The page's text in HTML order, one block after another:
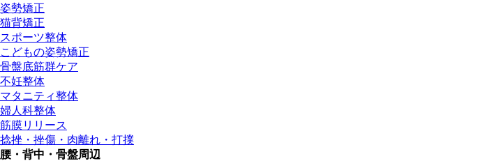
姿勢矯正
猫背矯正
スポーツ整体
こどもの姿勢矯正
骨盤底筋群ケア
不妊整体
マタニティ整体
婦人科整体
筋膜リリース
捻挫・挫傷・肉離れ・打撲
腰・背中・骨盤周辺